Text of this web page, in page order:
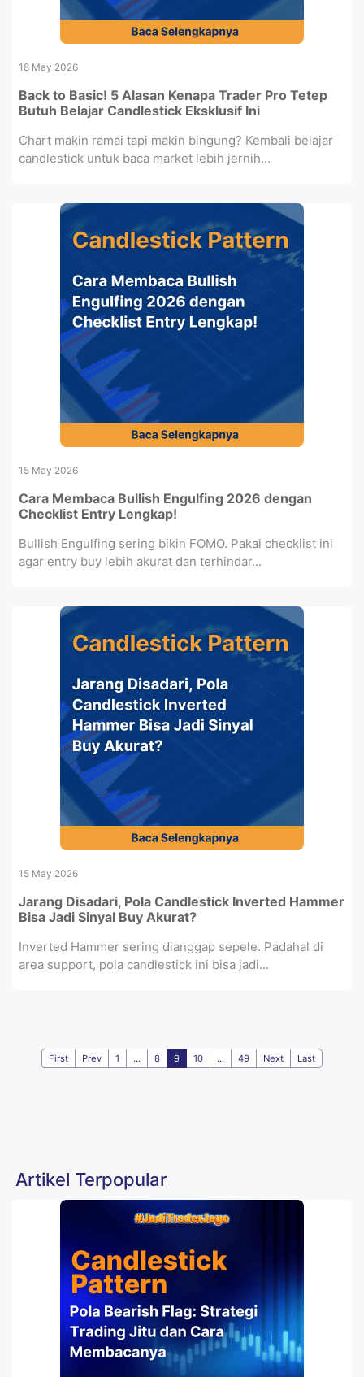
18 May 2026
Back to Basic! 5 Alasan Kenapa Trader Pro Tetep
Butuh Belajar Candlestick Eksklusif Ini
Chart makin ramai tapi makin bingung? Kembali belajar
candlestick untuk baca market lebih jernih...
15 May 2026
Cara Membaca Bullish Engulfing 2026 dengan
Checklist Entry Lengkap!
Bullish Engulfing sering bikin FOMO. Pakai checklist ini
agar entry buy lebih akurat dan terhindar...
15 May 2026
Jarang Disadari, Pola Candlestick Inverted Hammer
Bisa Jadi Sinyal Buy Akurat?
Inverted Hammer sering dianggap sepele. Padahal di
area support, pola candlestick ini bisa jadi...
First Prev 1 ... 8 9 10 ... 49 Next Last
Artikel Terpopular